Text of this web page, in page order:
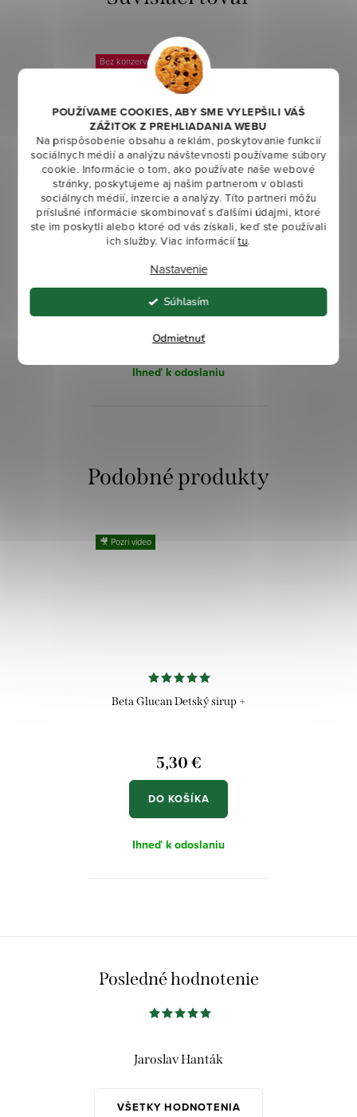
POUŽÍVAME COOKIES, ABY SME VYLEPŠILI VÁŠ
ZÁŽITOK Z PREHLIADANIA WEBU
Na prispôsobenie obsahu a reklám, poskytovanie funkcií
sociálnych médií a analýzu návštevnosti používame súbory
cookie. Informácie o tom, ako používate naše webové
stránky, poskytujeme aj našim partnerom v oblasti
sociálnych médií, inzercie a analýzy. Títo partneri môžu
príslušné informácie skombinovať s ďalšími údajmi, ktoré
ste im poskytli alebo ktoré od vás získali, keď ste používali
ich služby. Viac informáciítu.
Nastavenie
Odmietnuť
Súhlasím
Bez konzervantov!
Beta Glucan Detský sirup 1+
Ihneď k odoslaniu
🎥 Pozri video
Beta Glucan Detský sirup +
5,30 €
DO KOŠÍKA
Ihneď k odoslaniu
Posledné hodnotenie
VŠETKY HODNOTENIA
Jaroslav Hanták